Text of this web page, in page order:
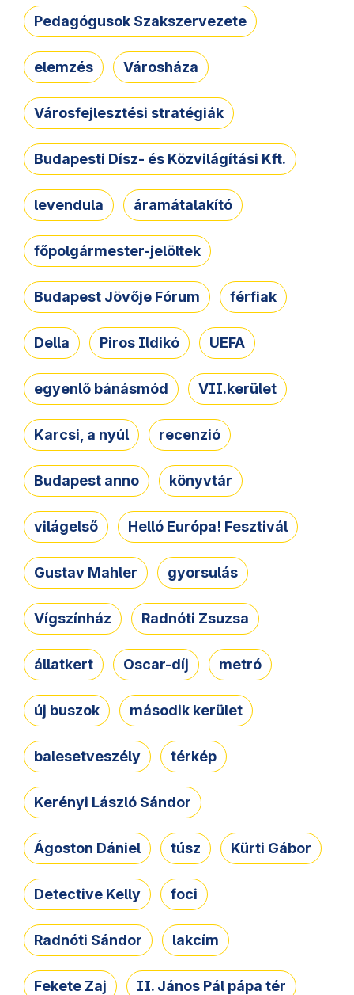
Pedagógusok Szakszervezete
elemzés Városháza
Városfejlesztési stratégiák
Budapesti Dísz- és Közvilágítási Kft.
levendula áramátalakító
főpolgármester-jelöltek
Budapest Jövője Fórum férfiak
Della Piros Ildikó UEFA
egyenlő bánásmód VII.kerület
Karcsi, a nyúl recenzió
Budapest anno könyvtár
világelső Helló Európa! Fesztivál
Gustav Mahler gyorsulás
Vígszínház Radnóti Zsuzsa
állatkert Oscar-díj metró
új buszok második kerület
balesetveszély térkép
Kerényi László Sándor
Ágoston Dániel túsz Kürti Gábor
Detective Kelly foci
Radnóti Sándor lakcím
Fekete Zaj II. János Pál pápa tér